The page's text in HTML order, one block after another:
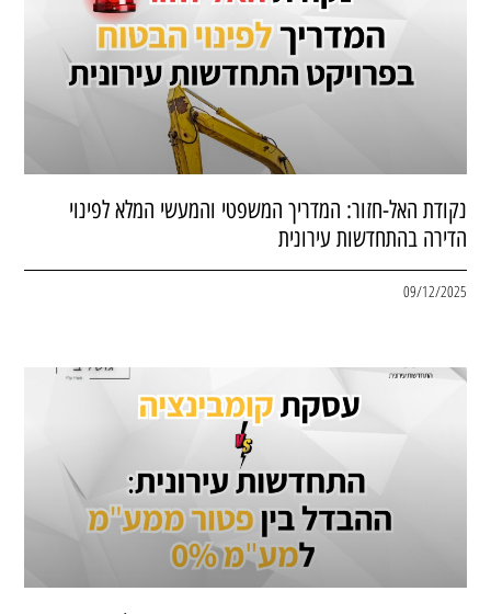
נקודת האל-חזור: המדריך המשפטי והמעשי המלא לפינוי
הדירה בהתחדשות עירונית
09/12/2025